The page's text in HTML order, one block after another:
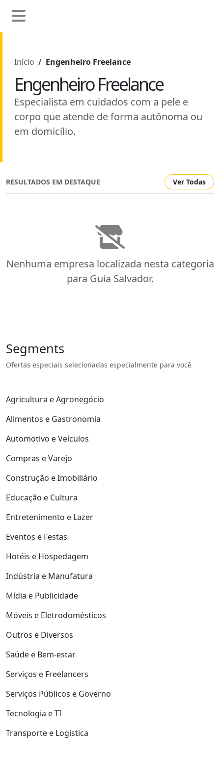
Início Engenheiro Freelance
Engenheiro Freelance
Especialista em cuidados com a pele e
corpo que atende de forma autônoma ou
em domicílio.
RESULTADOS EM DESTAQUE Ver Todas
Nenhuma empresa localizada nesta categoria
para Guia Salvador.
Segments
Ofertas especiais selecionadas especialmente para você
Agricultura e Agronegócio
Alimentos e Gastronomia
Automotivo e Veículos
Compras e Varejo
Construção e Imobiliário
Educação e Cultura
Entretenimento e Lazer
Eventos e Festas
Hotéis e Hospedagem
Indústria e Manufatura
Mídia e Publicidade
Móveis e Eletrodomésticos
Outros e Diversos
Saúde e Bem-estar
Serviços e Freelancers
Serviços Públicos e Governo
Tecnologia e TI
Transporte e Logística